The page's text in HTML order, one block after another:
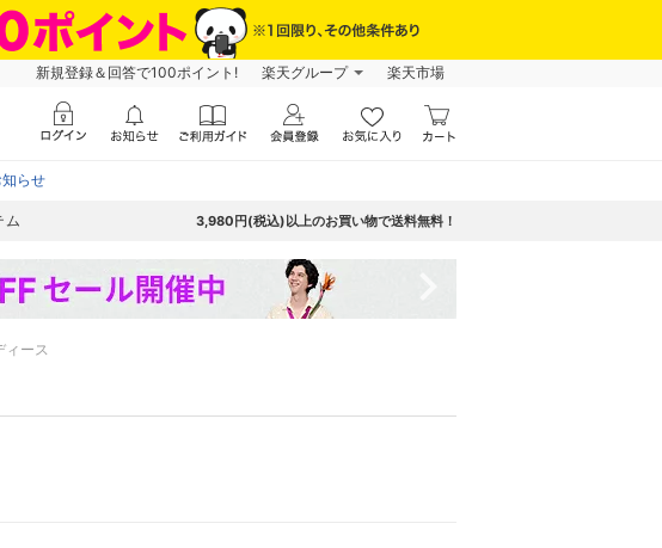
新規登録＆回答で100ポイント! 楽天グループ 楽天市場
らせ
ム 3,980円(税込)以上のお買い物で送料無料！
ィース